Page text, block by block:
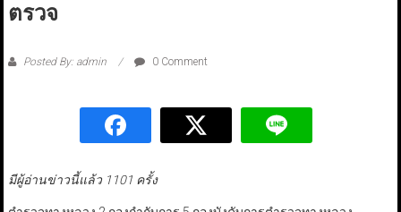
ตรวจ
Posted By: admin 0 Comment
มีผู้อ่านข่าวนี้แล้ว 1101 ครั้ง